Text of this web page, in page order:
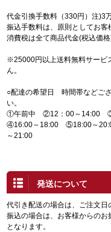
代金引換手数料（330円）注)3
振込手数料は、原則としてお
消費税は全て商品代金(税込価
※25000円以上送料無料サービ
ん。
○配達の希望日 時間帯などご
い。
①午前中 ②12：00～14:00
④16:00～18:00 ⑤18:00～
～21:00
発送について
代引き配送の場合は、ご注文
振込の場合は、お客様からの
となります。